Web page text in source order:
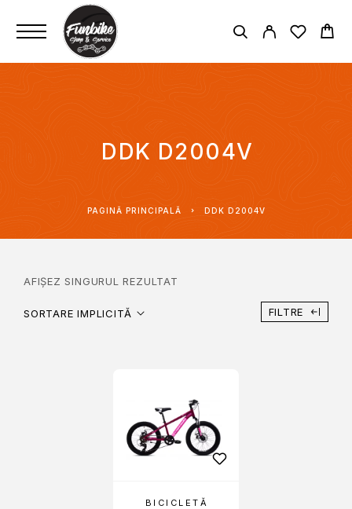
DDK D2004V
PAGINĂ PRINCIPALĂ DDK D2004V
AFIȘEZ SINGURUL REZULTAT
SORTARE IMPLICITĂ FILTRE
BICICLETĂ